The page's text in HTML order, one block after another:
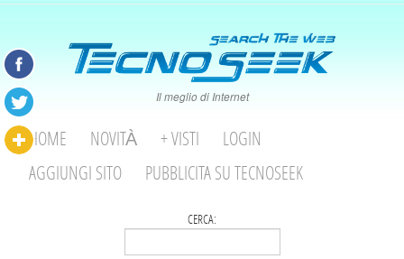
Il meglio di Internet
HOME NOVITÀ + VISTI
LOGIN
AGGIUNGI SITO
PUBBLICITA SU TECNOSEEK
CERCA: